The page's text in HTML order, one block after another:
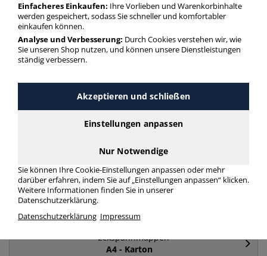
Eckspannmappen A4 Karton 1 Gummizug (ganze Höhe) in
bester Qualität zum günstigen Preis. Finden Sie schnell
Eckspannmappen A4 Karton 1 Gummizug (ganze Höhe) mit
unserer Filter-Funktion.
Eckspannmappen A4 Karton 1 Gummizug (ganze
mehr Infos zur Kategorie
Eckspannmappen
Eckspannmappen
A4 - Karton
Einfacheres Einkaufen: Ihre Vorlieben und Warenkorbinhalte
werden gespeichert, sodass Sie schneller und komfortabler
einkaufen können.
Analyse und Verbesserung: Durch Cookies verstehen wir, wie
Sie unseren Shop nutzen, und können unsere Dienstleistungen
ständig verbessern.
Akzeptieren und schließen
Einstellungen anpassen
Nur Notwendige
Sie können Ihre Cookie-Einstellungen anpassen oder mehr
darüber erfahren, indem Sie auf „Einstellungen anpassen“ klicken.
Weitere Informationen finden Sie in unserer
Datenschutzerklärung.
Datenschutzerklärung Impressum